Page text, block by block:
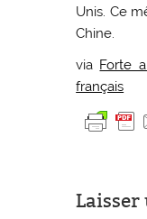
Unis. Ce
Chine.
via Forte
français